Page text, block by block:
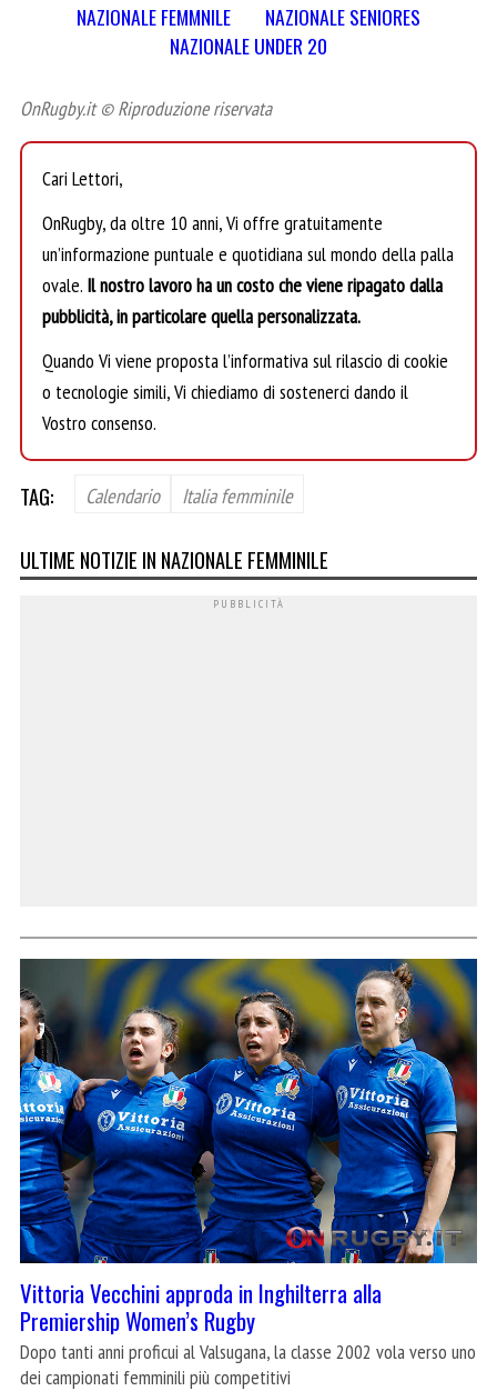
NAZIONALE FEMMNILE
NAZIONALE SENIORES
NAZIONALE UNDER 20
OnRugby.it © Riproduzione riservata
Cari Lettori,
OnRugby, da oltre 10 anni, Vi offre gratuitamente
un’informazione puntuale e quotidiana sul mondo della palla
ovale. Il nostro lavoro ha un costo che viene ripagato dalla
pubblicità, in particolare quella personalizzata.
Quando Vi viene proposta l’informativa sul rilascio di cookie
o tecnologie simili, Vi chiediamo di sostenerci dando il
Vostro consenso.
TAG: Calendario Italia femminile
ULTIME NOTIZIE IN NAZIONALE FEMMINILE
Vittoria Vecchini approda in Inghilterra alla
Premiership Women’s Rugby
Dopo tanti anni proficui al Valsugana, la classe 2002 vola verso uno
dei campionati femminili più competitivi